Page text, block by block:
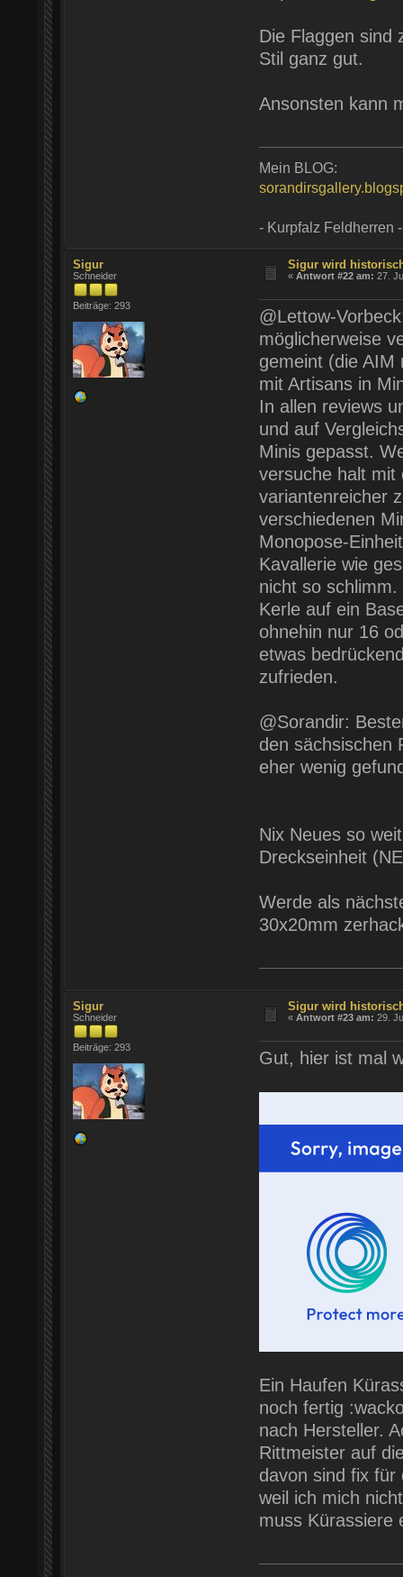
Die Flaggen sind
Stil ganz gut.
Ansonsten kann
Mein BLOG:
- Kurpfalz Feldherren -
Sigur
Schneider
Beiträge: 293
Sigur wird
«Antwort #22 am: 27.
@Lettow-
möglicherweise
gemeint (die AIM
mit Artisans in
In allen reviews
und auf
Minis gepasst.
versuche halt mit
variantenreicher
verschiedenen
Monopose-
Kavallerie wie
nicht so
Kerle auf ein
ohnehin nur 16
etwas
zufrieden.
@Sorandir:
den sächsischen
eher wenig
Nix Neues so
Dreckseinheit
Werde als
30x20mm
Sigur
Schneider
Beiträge: 293
Sigur wird
«Antwort #23 am: 29.
Gut, hier ist mal
Ein Haufen
noch fertig
nach Hersteller.
Rittmeister auf
davon sind fix für
weil ich mich
muss Kürassiere